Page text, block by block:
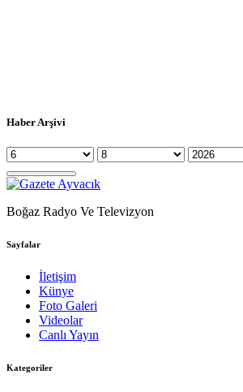
Haber Arşivi
Boğaz Radyo Ve Televizyon
Sayfalar
İletişim
Künye
Foto Galeri
Videolar
Canlı Yayın
Kategoriler